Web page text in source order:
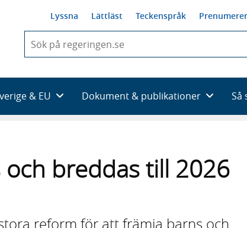
Lyssna Lättläst Teckenspråk
du
skriva
framträder
en
& EU Dokument & publikationer Så
breddas till 2026
reform för att främja barns och